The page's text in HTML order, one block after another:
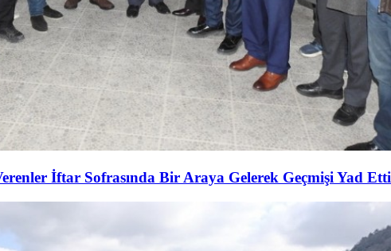
İftar Sofrasında Bir Araya Gelerek Geçmişi Yad Etti